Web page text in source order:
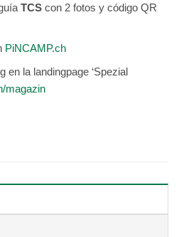
TCScon 2 fotos y código QR
PiNCAMP.ch
en la landingpage ‘Spezial
magazin